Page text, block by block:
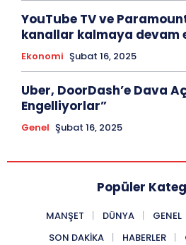
YouTube TV ve
kanallar kalmaya devam
Ekonomi Şubat 16, 2025
Uber, DoorDash’e Dava
Engelliyorlar”
Genel Şubat 16, 2025
Popüler
MANŞET DÜNYA GENEL
SON DAKIKA
HABERLER